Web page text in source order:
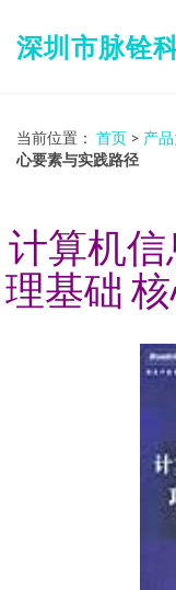
深圳市脉铨
当前位置： 首页 > 产
心要素与实践路径
计算机
理基础